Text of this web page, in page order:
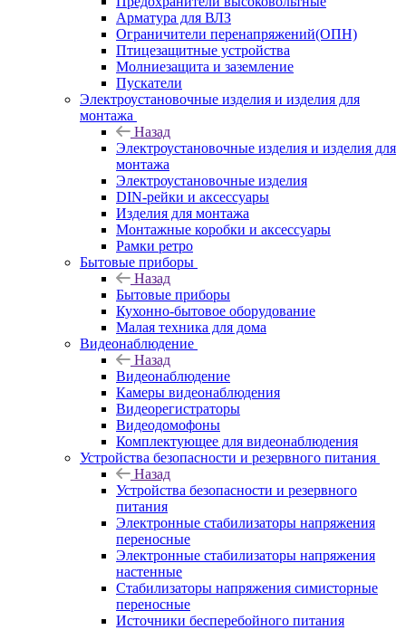
Арматура для ВЛЗ
Ограничители перенапряжений(ОПН)
Птицезащитные устройства
Молниезащита и заземление
Пускатели
Электроустановочные изделия и изделия для
монтажа
Назад
Электроустановочные изделия и изделия для
монтажа
Электроустановочные изделия
DIN-рейки и аксессуары
Изделия для монтажа
Монтажные коробки и аксессуары
Рамки ретро
Бытовые приборы
Назад
Бытовые приборы
Кухонно-бытовое оборудование
Малая техника для дома
Видеонаблюдение
Назад
Видеонаблюдение
Камеры видеонаблюдения
Видеорегистраторы
Видеодомофоны
Комплектующее для видеонаблюдения
Устройства безопасности и резервного питания
Назад
Устройства безопасности и резервного
питания
Электронные стабилизаторы напряжения
переносные
Электронные стабилизаторы напряжения
настенные
Стабилизаторы напряжения симисторные
переносные
Источники бесперебойного питания